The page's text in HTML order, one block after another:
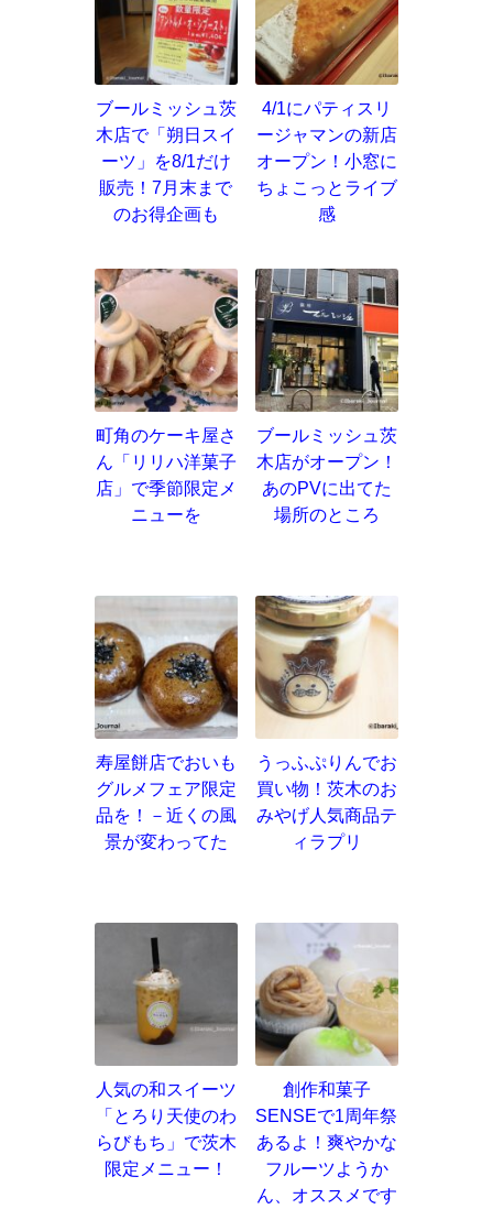
ブールミッシュ茨
木店で「朔日スイ
ーツ」を8/1だけ
販売！7月末まで
のお得企画も
4/1にパティスリ
ージャマンの新店
オープン！小窓に
ちょこっとライブ
感
町角のケーキ屋さ
ん「リリハ洋菓子
店」で季節限定メ
ニューを
ブールミッシュ茨
木店がオープン！
あのPVに出てた
場所のところ
寿屋餅店でおいも
グルメフェア限定
品を！－近くの風
景が変わってた
うっふぷりんでお
買い物！茨木のお
みやげ人気商品テ
ィラプリ
人気の和スイーツ
「とろり天使のわ
らびもち」で茨木
限定メニュー！
創作和菓子
SENSEで1周年祭
あるよ！爽やかな
フルーツようか
ん、オススメです